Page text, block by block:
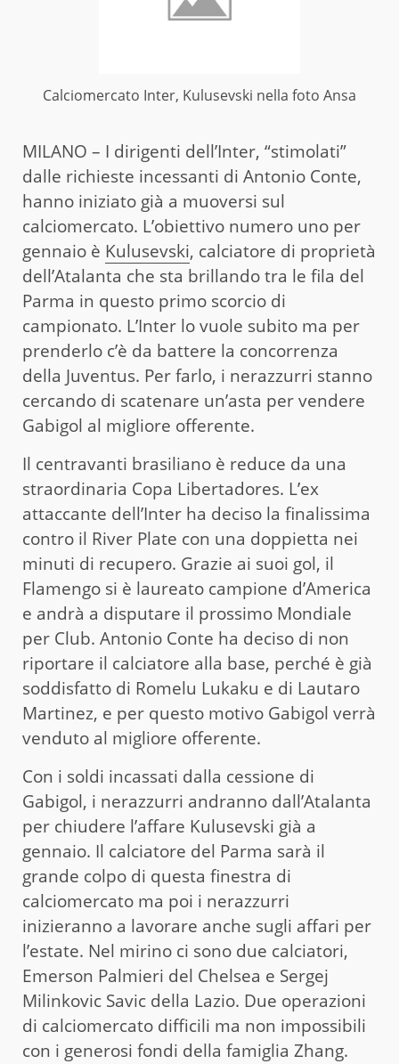
Calciomercato Inter, Kulusevski nella foto Ansa
MILANO – I dirigenti dell’Inter, “stimolati”
dalle richieste incessanti di Antonio Conte,
hanno iniziato già a muoversi sul
calciomercato. L’obiettivo numero uno per
gennaio è Kulusevski, calciatore di proprietà
dell’Atalanta che sta brillando tra le fila del
Parma in questo primo scorcio di
campionato. L’Inter lo vuole subito ma per
prenderlo c’è da battere la concorrenza
della Juventus. Per farlo, i nerazzurri stanno
cercando di scatenare un’asta per vendere
Gabigol al migliore offerente.
Il centravanti brasiliano è reduce da una
straordinaria Copa Libertadores. L’ex
attaccante dell’Inter ha deciso la finalissima
contro il River Plate con una doppietta nei
minuti di recupero. Grazie ai suoi gol, il
Flamengo si è laureato campione d’America
e andrà a disputare il prossimo Mondiale
per Club. Antonio Conte ha deciso di non
riportare il calciatore alla base, perché è già
soddisfatto di Romelu Lukaku e di Lautaro
Martinez, e per questo motivo Gabigol verrà
venduto al migliore offerente.
Con i soldi incassati dalla cessione di
Gabigol, i nerazzurri andranno dall’Atalanta
per chiudere l’affare Kulusevski già a
gennaio. Il calciatore del Parma sarà il
grande colpo di questa finestra di
calciomercato ma poi i nerazzurri
inizieranno a lavorare anche sugli affari per
l’estate. Nel mirino ci sono due calciatori,
Emerson Palmieri del Chelsea e Sergej
Milinkovic Savic della Lazio. Due operazioni
di calciomercato difficili ma non impossibili
con i generosi fondi della famiglia Zhang.